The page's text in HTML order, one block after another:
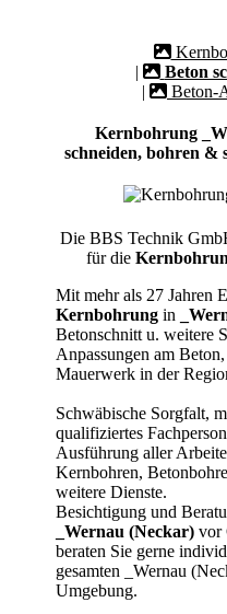
|
Beton
|
Beton-
Kernbohrung
schneiden, bohren &
Die BBS Technik
für die
Mit mehr als 27 Jahren
Kernbohrung in
Betonschnitt u. weitere
Anpassungen am
Mauerwerk in der
Schwäbische Sorgfalt,
qualifiziertes
Ausführung aller
Kernbohren,
weitere Dienste.
Besichtigung und
_Wernau (Neckar) vor
beraten Sie gerne
gesamten _Wernau
Umgebung.